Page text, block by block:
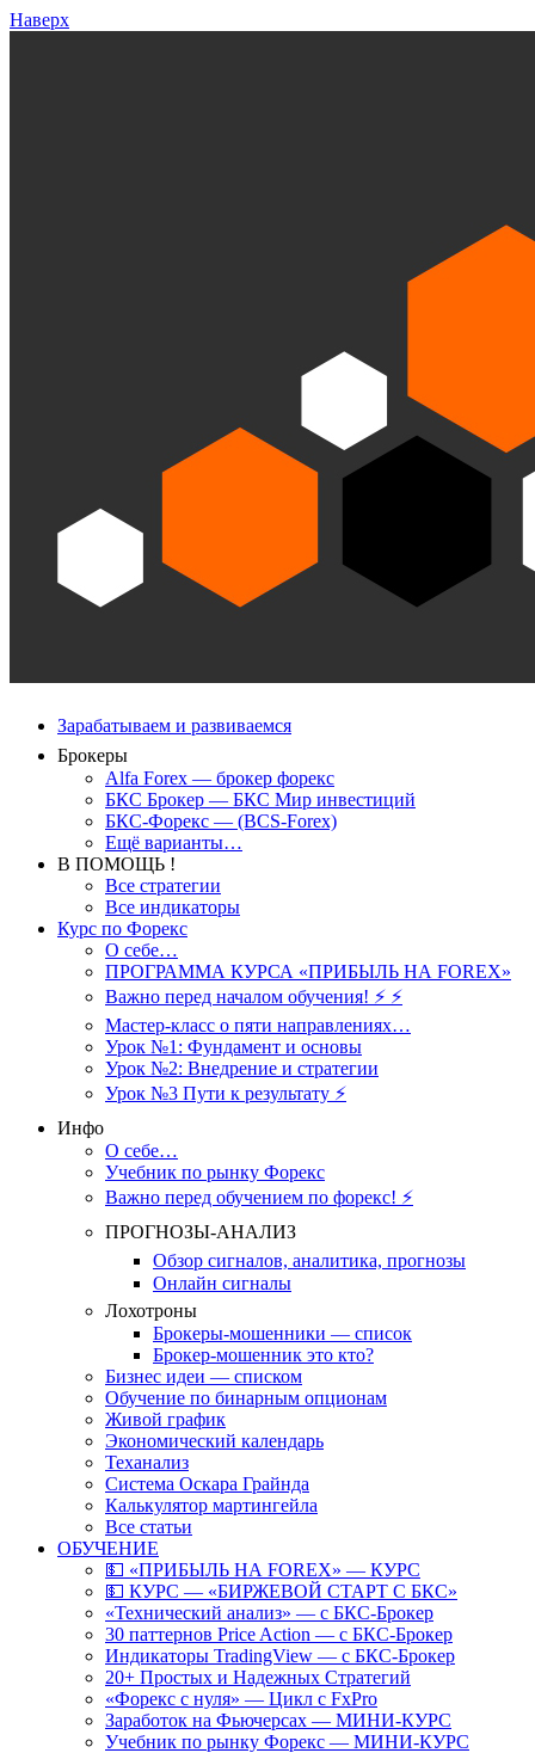
Наверх
Зарабатываем и развиваемся
Брокеры
Alfa Forex — брокер форекс
БКС Брокер — БКС Мир инвестиций
БКС-Форекс — (BCS-Forex)
Ещё варианты…
В ПОМОЩЬ !
Все стратегии
Все индикаторы
Курс по Форекс
О себе…
ПРОГРАММА КУРСА «ПРИБЫЛЬ НА FOREX»
Важно перед началом обучения! ⚡ ⚡
Мастер-класс о пяти направлениях…
Урок №1: Фундамент и основы
Урок №2: Внедрение и стратегии
Урок №3 Пути к результату ⚡️
Инфо
О себе…
Учебник по рынку Форекс
Важно перед обучением по форекс! ⚡
ПРОГНОЗЫ-АНАЛИЗ
Обзор сигналов, аналитика, прогнозы
Онлайн сигналы
Лохотроны
Брокеры-мошенники — список
Брокер-мошенник это кто?
Бизнес идеи — списком
Обучение по бинарным опционам
Живой график
Экономический календарь
Теханализ
Система Оскара Грайнда
Калькулятор мартингейла
Все статьи
ОБУЧЕНИЕ
💵 «ПРИБЫЛЬ НА FOREX» — КУРС
💵 КУРС — «БИРЖЕВОЙ СТАРТ С БКС»
«Технический анализ» — с БКС-Брокер
30 паттернов Price Action — с БКС-Брокер
Индикаторы TradingView — с БКС-Брокер
20+ Простых и Надежных Стратегий
«Форекс с нуля» — Цикл с FxPro
Заработок на Фьючерсах — МИНИ-КУРС
Учебник по рынку Форекс — МИНИ-КУРС